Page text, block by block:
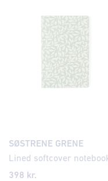
SØSTRENE GRENE
398 kr.